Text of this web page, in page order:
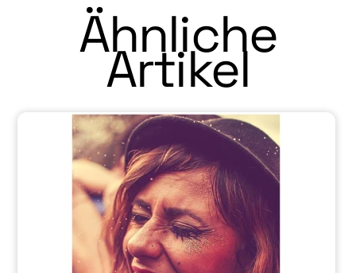
Ähnliche
Artikel